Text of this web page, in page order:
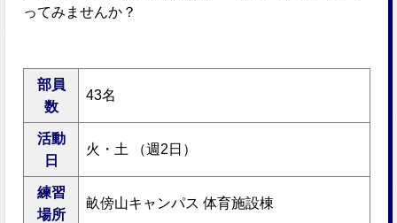
ってみませんか？
部員
数
43名
活動
日
火・土 （週2日）
練習
場所
畝傍山キャンパス 体育施設棟